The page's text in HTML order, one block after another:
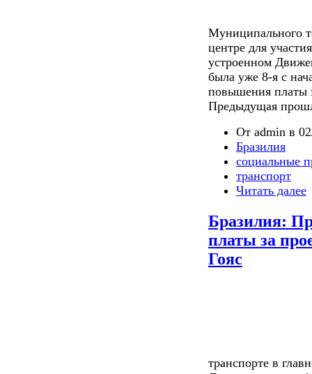
Муниципального
центре для
устроенном
была уже 8-я с
повышения платы
Предыдущая
От admin в
Бразилия
социальные
транспорт
Читать далее
Бразилия:
платы за
Гояс
транспорте в